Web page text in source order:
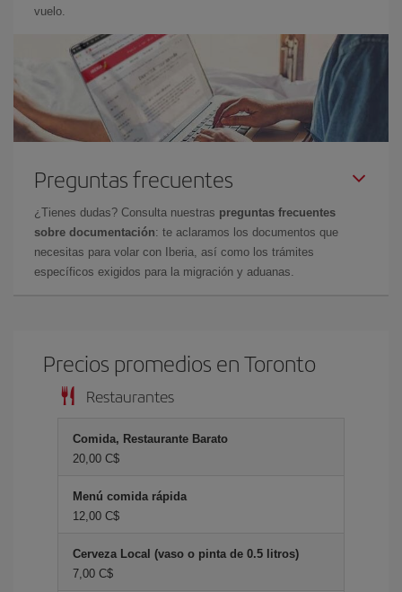
vuelo.
Preguntas frecuentes
¿Tienes dudas? Consulta nuestras preguntas frecuentes
sobre documentación: te aclaramos los documentos que
necesitas para volar con Iberia, así como los trámites
específicos exigidos para la migración y aduanas.
Precios promedios en Toronto
Restaurantes
Comida, Restaurante Barato
20,00 C$
Menú comida rápida
12,00 C$
Cerveza Local (vaso o pinta de 0.5 litros)
7,00 C$